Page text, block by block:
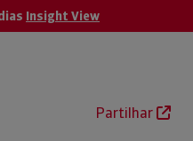
Insight View
Partilhar